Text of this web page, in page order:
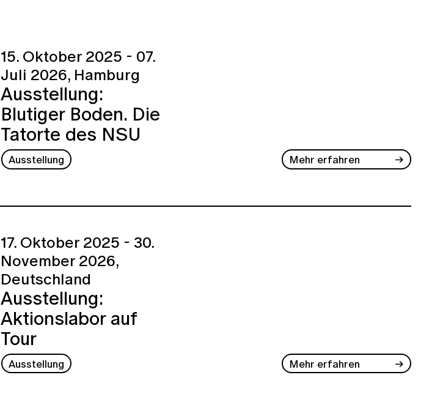
15. Oktober 2025 - 07.
Juli 2026, Hamburg
Ausstellung:
Blutiger Boden. Die
Tatorte des NSU
Ausstellung Mehr erfahren
17. Oktober 2025 - 30.
November 2026,
Deutschland
Ausstellung:
Aktionslabor auf
Tour
Ausstellung Mehr erfahren